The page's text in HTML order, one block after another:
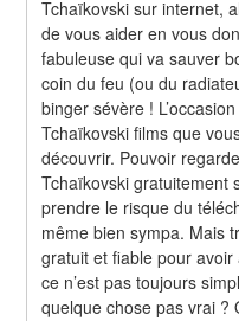
Tchaïkovski sur internet,
de vous aider en vous
fabuleuse qui va sauver
coin du feu (ou du
binger sévère !
Tchaïkovski films que
découvrir. Pouvoir
Tchaïkovski gratuitement
prendre le risque du
même bien sympa. Mais
gratuit et fiable pour
ce n’est pas toujours
quelque chose pas vrai ?